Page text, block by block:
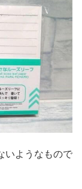
いようなもので